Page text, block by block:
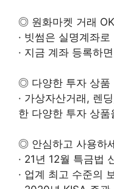
◎ 원화마켓 거래
· 빗썸은 실명계좌
· 지금 계좌 등록하
◎ 다양한 투자 상품
· 가상자산거래, 렌
한 다양한 투자 상
◎ 안심하고 사용하
· 21년 12월 특금법
· 업계 최고 수준의